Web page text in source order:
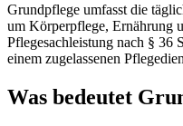
Grundpflege umfasst die
um Körperpflege, Ernährung
Pflegesachleistung nach §
einem zugelassenen
Was bedeutet